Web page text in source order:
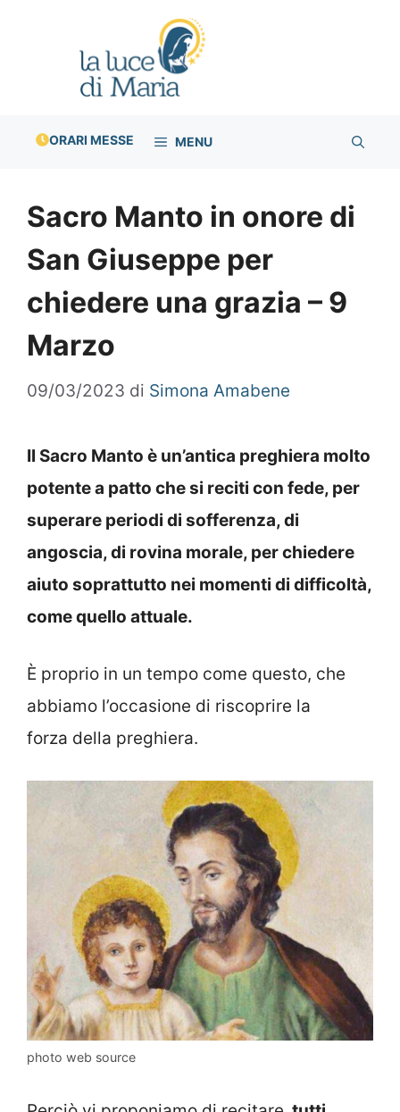
ORARI MESSE MENU
Sacro Manto in onore di
San Giuseppe per
chiedere una grazia – 9
Marzo
09/03/2023 di Simona Amabene
Il Sacro Manto è un’antica preghiera molto
potente a patto che si reciti con fede, per
superare periodi di sofferenza, di
angoscia, di rovina morale, per chiedere
aiuto soprattutto nei momenti di difficoltà,
come quello attuale.
È proprio in un tempo come questo, che
abbiamo l’occasione di riscoprire la
forza della preghiera.
photo web source